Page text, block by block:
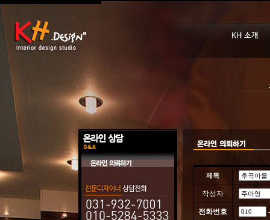
제목
작성자
전화번호